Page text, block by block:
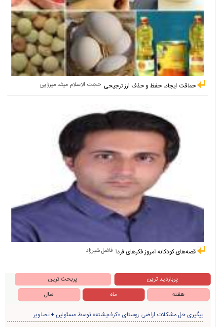
حجت الاسلام میثم میرزایی حماقت ایجاد، حفظ و حذف ارز ترجیحی
فاضل شیرزاد قصه‌های کودکانه امروز فکرهای فردا
پربازدید ترین
پربحث ترین
هفته
ماه سال
پیگیری حل مشکلات اراضی روستای «کرف‌پشته» توسط مسئولین + تصاویر